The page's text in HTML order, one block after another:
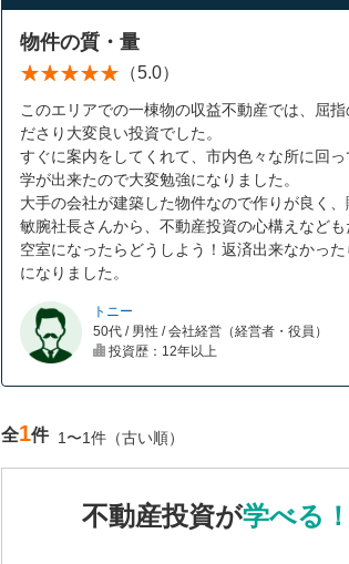
物件の質・量
（5.0）
このエリアでの一棟物の収益不動産では、屈
ださり大変良い投資でした。
すぐに案内をしてくれて、市内色々な所に回
学が出来たので大変勉強になりました。
大手の会社が建築した物件なので作りが良く
敏腕社長さんから、不動産投資の心構えなど
空室になったらどうしよう！返済出来なかっ
になりました。
トニー
50代 / 男性 / 会社経営（経営者・役員）
投資歴：12年以上
全1件 1〜1件（古い順）
不動産投資が学べる！